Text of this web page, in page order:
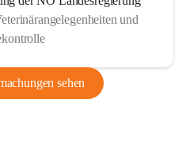
und
sehen